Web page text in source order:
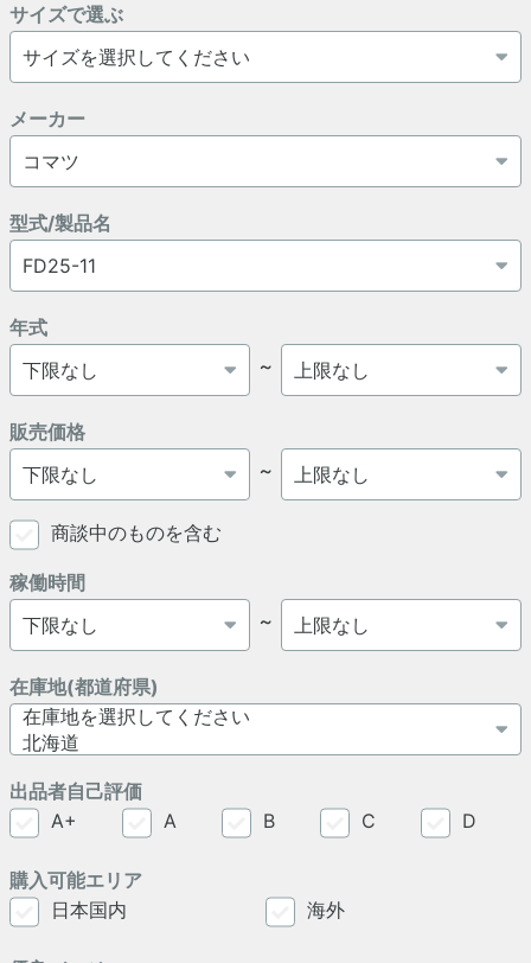
サイズで選ぶ
メーカー
型式/製品名
年式
～
販売価格
～
商談中のものを含む
稼働時間
～
在庫地(都道府県)
出品者自己評価
A+
A B C D
購入可能エリア
日本国内
海外